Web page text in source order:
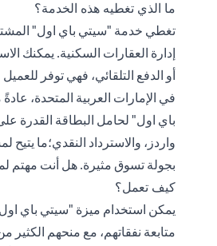
ما الذي تغطيه هذه الخدمة؟
تغطي خدمة "سيتي باي اول"
إدارة العقارات السكنية. يمكنك
أو الدفع التلقائي، فهي توفر
في الإمارات العربية المتحدة،
باي اول" لحامل البطاقة القدرة
واردز، والاسترداد النقدي؛ما
بجولة تسوق مثيرة. هل أنت مهتم
كيف تعمل؟
يمكن استخدام ميزة "سيتي باي
متابعة نفقاتهم، مع منحهم